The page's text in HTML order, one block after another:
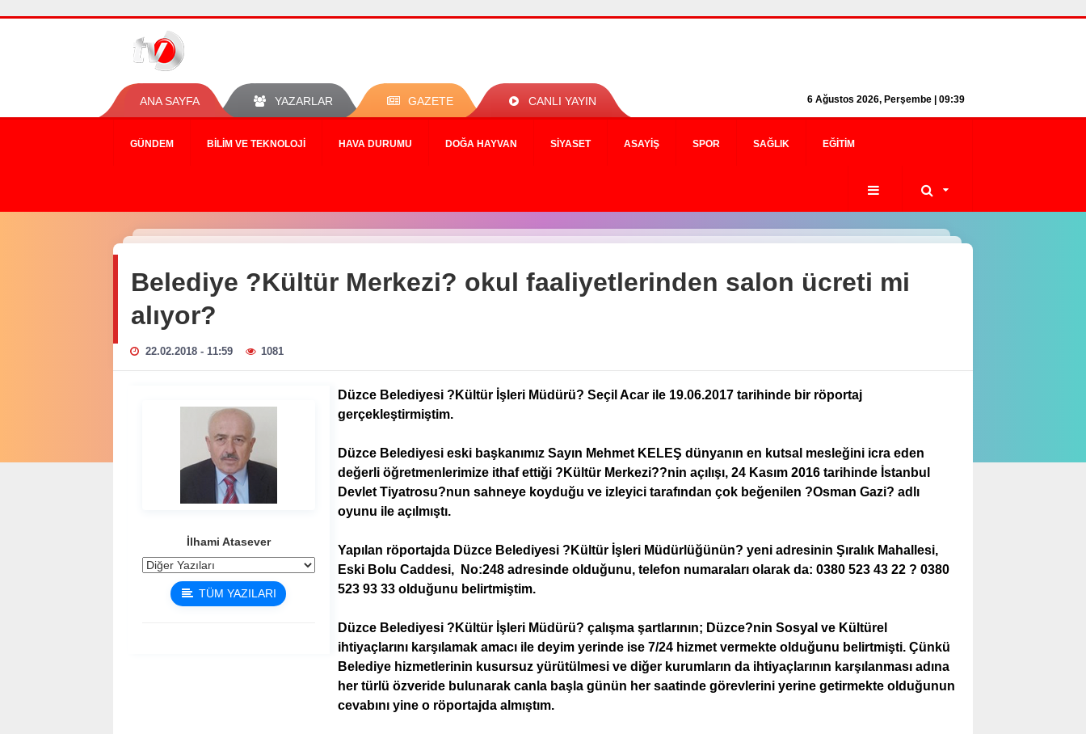
ANA SAYFA YAZARLAR GAZETE CANLI YAYIN 6 Ağustos 2026, Perşembe | 09:39
GÜNDEM BILIM VE TEKNOLOJI HAVA DURUMU DOĞA HAYVAN SIYASET ASAYIŞ SPOR SAĞLIK EĞITIM
Belediye ?Kültür Merkezi? okul faaliyetlerinden salon ücreti mi
alıyor?
22.02.2018 - 11:59 1081
İlhami Atasever
TÜM YAZILARI
Düzce Belediyesi ?Kültür İşleri Müdürü? Seçil Acar ile 19.06.2017 tarihinde bir röportaj
gerçekleştirmiştim.
Düzce Belediyesi eski başkanımız Sayın Mehmet KELEŞ dünyanın en kutsal mesleğini icra eden
değerli öğretmenlerimize ithaf ettiği ?Kültür Merkezi??nin açılışı, 24 Kasım 2016 tarihinde İstanbul
Devlet Tiyatrosu?nun sahneye koyduğu ve izleyici tarafından çok beğenilen ?Osman Gazi? adlı
oyunu ile açılmıştı.
Yapılan röportajda Düzce Belediyesi ?Kültür İşleri Müdürlüğünün? yeni adresinin Şıralık Mahallesi,
Eski Bolu Caddesi, No:248 adresinde olduğunu, telefon numaraları olarak da: 0380 523 43 22 ? 0380
523 93 33 olduğunu belirtmiştim.
Düzce Belediyesi ?Kültür İşleri Müdürü? çalışma şartlarının; Düzce?nin Sosyal ve Kültürel
ihtiyaçlarını karşılamak amacı ile deyim yerinde ise 7/24 hizmet vermekte olduğunu belirtmişti. Çünkü
Belediye hizmetlerinin kusursuz yürütülmesi ve diğer kurumların da ihtiyaçlarının karşılanması adına
her türlü özveride bulunarak canla başla günün her saatinde görevlerini yerine getirmekte olduğunun
cevabını yine o röportajda almıştım.